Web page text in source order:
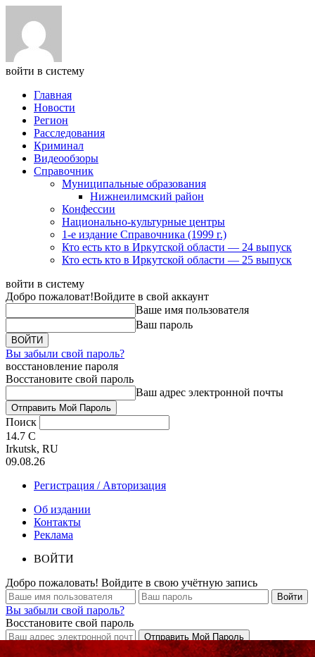
войти в систему
Главная
Новости
Регион
Расследования
Криминал
Видеообзоры
Справочник
Муниципальные образования
Нижнеилимский район
Конфессии
Национально-культурные центры
1-е издание Справочника (1999 г.)
Кто есть кто в Иркутской области — 24 выпуск
Кто есть кто в Иркутской области — 25 выпуск
войти в систему
Добро пожаловат!Войдите в свой аккаунт
Ваше имя пользователя
Ваш пароль
Вы забыли свой пароль?
восстановление пароля
Восстановите свой пароль
Ваш адрес электронной почты
Поиск
14.7 C
Irkutsk, RU
09.08.26
Регистрация / Авторизация
Об издании
Контакты
Реклама
ВОЙТИ
Добро пожаловать! Войдите в свою учётную запись
Вы забыли свой пароль?
Восстановите свой пароль
Кто есть кто в Байкальском регионе